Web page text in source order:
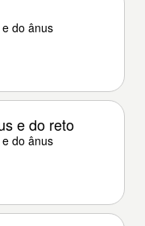
do ânus
e do reto
do ânus